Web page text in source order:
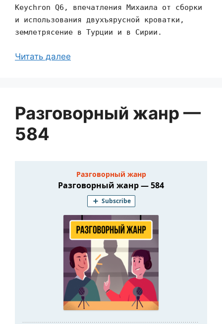
Keychron Q6, впечатления Михаила от сборки
и использования двухъярусной кроватки,
землетрясение в Турции и в Сирии.
Читать далее
Разговорный жанр —
584